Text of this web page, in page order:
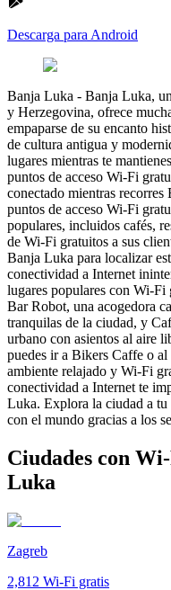
Descarga para Android
Banja Luka - Banja Luka,
y Herzegovina, ofrece
empaparse de su encanto
de cultura antigua y
lugares mientras te
puntos de acceso Wi-Fi
conectado mientras
puntos de acceso Wi-Fi
populares, incluidos cafés,
de Wi-Fi gratuitos a sus
Banja Luka para localizar
conectividad a Internet
lugares populares con Wi-
Bar Robot, una acogedora
tranquilas de la ciudad, y
urbano con asientos al aire
puedes ir a Bikers Caffe o
ambiente relajado y Wi-Fi
conectividad a Internet te
Luka. Explora la ciudad a tu
con el mundo gracias a los
Ciudades con
Luka
Zagreb
2,812 Wi-Fi gratis